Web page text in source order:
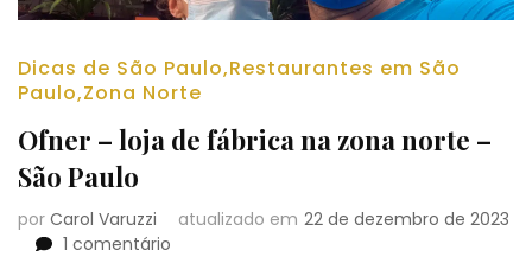
Dicas de São Paulo,Restaurantes em São
Paulo,Zona Norte
Ofner – loja de fábrica na zona norte –
São Paulo
por Carol Varuzzi atualizado em 22 de dezembro de 2023
1 comentário